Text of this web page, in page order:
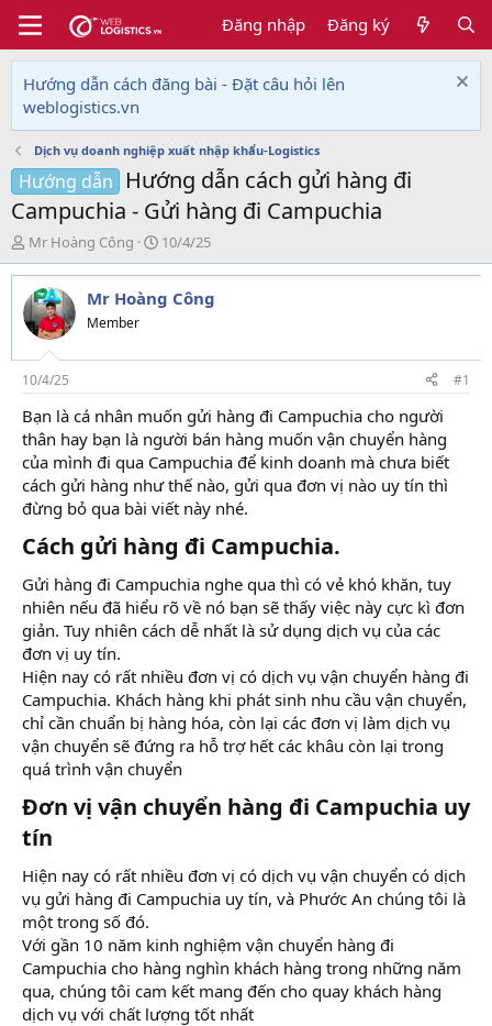
Đăng nhập Đăng ký
Hướng dẫn cách đăng bài - Đặt câu hỏi lên
weblogistics.vn
Dịch vụ doanh nghiệp xuất nhập khẩu-Logistics
Hướng dẫn
Hướng dẫn cách gửi hàng đi
Campuchia - Gửi hàng đi Campuchia
T
h
r
e
a
d
s
t
a
r
t
e
r
Mr Hoàng Công
N
g
à
y
i
10/4/25
Mr Hoàng Công
Member
10/4/25 #1
Bạn là cá nhân muốn gửi hàng đi Campuchia cho người
thân hay bạn là người bán hàng muốn vận chuyển hàng
của mình đi qua Campuchia để kinh doanh mà chưa biết
cách gửi hàng như thế nào, gửi qua đơn vị nào uy tín thì
đừng bỏ qua bài viết này nhé.
Cách gửi hàng đi Campuchia.​
Gửi hàng đi Campuchia nghe qua thì có vẻ khó khăn, tuy
nhiên nếu đã hiểu rõ về nó bạn sẽ thấy việc này cực kì đơn
giản. Tuy nhiên cách dễ nhất là sử dụng dịch vụ của các
đơn vị uy tín.
Hiện nay có rất nhiều đơn vị có dịch vụ vận chuyển hàng đi
Campuchia. Khách hàng khi phát sinh nhu cầu vận chuyển,
chỉ cần chuẩn bị hàng hóa, còn lại các đơn vị làm dịch vụ
vận chuyển sẽ đứng ra hỗ trợ hết các khâu còn lại trong
quá trình vận chuyển
Đơn vị vận chuyển hàng đi Campuchia uy
tín​
Hiện nay có rất nhiều đơn vị có dịch vụ vận chuyển có dịch
vụ gửi hàng đi Campuchia uy tín, và Phước An chúng tôi là
một trong số đó.
Với gần 10 năm kinh nghiệm vận chuyển hàng đi
Campuchia cho hàng nghìn khách hàng trong những năm
qua, chúng tôi cam kết mang đến cho quay khách hàng
dịch vụ với chất lượng tốt nhất